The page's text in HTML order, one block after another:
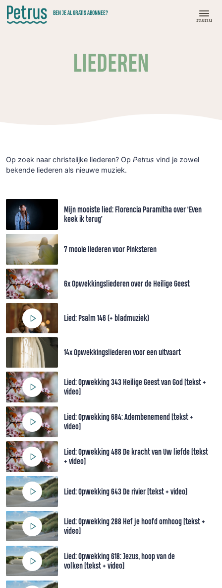
Doorgaan
naar
hoofdinhoud
BEN JE AL GRATIS ABONNEE?
menu
LIEDEREN
Op zoek naar christelijke liederen? Op Petrus vind je zowel
bekende liederen als nieuwe muziek.
Mijn mooiste lied: Florencia Paramitha over ‘Even
keek ik terug’
7 mooie liederen voor Pinksteren
6x Opwekkingsliederen over de Heilige Geest
Lied: Psalm 146 (+ bladmuziek)
14x Opwekkingsliederen voor een uitvaart
Lied: Opwekking 343 Heilige Geest van God [tekst +
video]
Lied: Opwekking 684: Adembenemend [tekst +
video]
Lied: Opwekking 488 De kracht van Uw liefde [tekst
+ video]
Lied: Opwekking 643 De rivier [tekst + video]
Lied: Opwekking 288 Hef je hoofd omhoog [tekst +
video]
Lied: Opwekking 618: Jezus, hoop van de
volken [tekst + video]